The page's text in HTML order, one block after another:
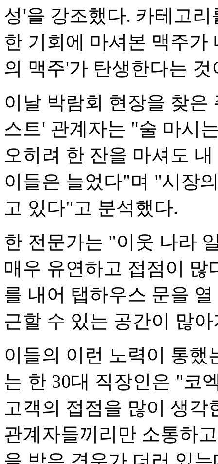
성'을 강조했다. 카테고
한 기회에 마셔본 맥주가
의 맥주'가 탄생한다는 것
이날 박람회 현장을 찾은
스트' 관계자는 "술 마시
오히려 한 잔을 마셔도
이들은 늘었다"며 "시장
고 있다"고 분석했다.
한 전문가는 "이웃 나라
매우 유연하고 접점이
를 내어 탭하우스 문을
근할 수 있는 공간이 많
이들의 이런 노력이 통
는 한 30대 직장인은 "코
고객의 접점을 많이 생
관계자들끼리만 소통하